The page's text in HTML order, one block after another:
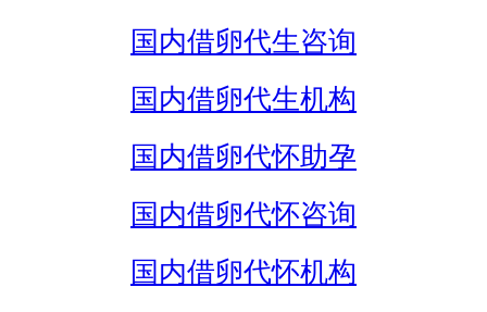
国内借卵代生咨询
国内借卵代生机构
国内借卵代怀助孕
国内借卵代怀咨询
国内借卵代怀机构